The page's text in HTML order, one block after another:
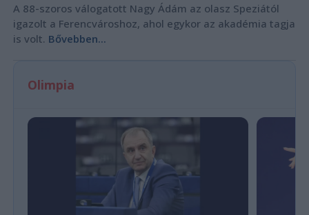
A 88-szoros válogatott Nagy Ádám az olasz Speziától
igazolt a Ferencvároshoz, ahol egykor az akadémia tagja
is volt. Bővebben...
Olimpia